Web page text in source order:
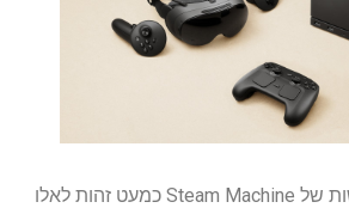
Valve אישרה שהדרישות של Steam Machine כמעט זהות לאלו